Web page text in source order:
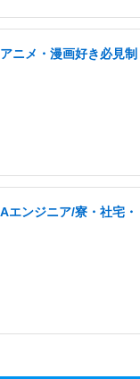
ニメ・漫画好き必見制
エンジニア/寮・社宅・